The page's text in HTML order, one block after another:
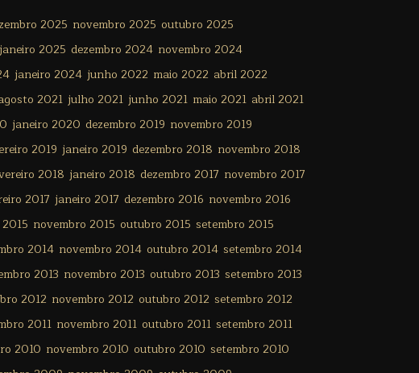
2025 novembro 2025 outubro 2025
janeiro 2025 dezembro 2024 novembro 2024
janeiro 2024 junho 2022 maio 2022 abril 2022
2021 julho 2021 junho 2021 maio 2021 abril 2021
janeiro 2020 dezembro 2019 novembro 2019
2019 janeiro 2019 dezembro 2018 novembro 2018
2018 janeiro 2018 dezembro 2017 novembro 2017
2017 janeiro 2017 dezembro 2016 novembro 2016
novembro 2015 outubro 2015 setembro 2015
2014 novembro 2014 outubro 2014 setembro 2014
2013 novembro 2013 outubro 2013 setembro 2013
2012 novembro 2012 outubro 2012 setembro 2012
2011 novembro 2011 outubro 2011 setembro 2011
2010 novembro 2010 outubro 2010 setembro 2010